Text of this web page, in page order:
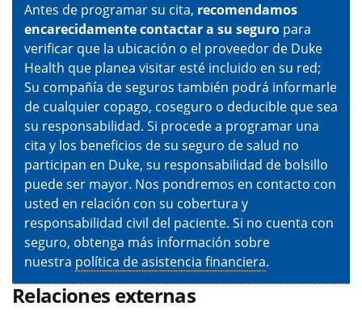
Antes de programar su cita, recomendamos
encarecidamente contactar a su seguro para
verificar que la ubicación o el proveedor de Duke
Health que planea visitar esté incluido en su red;
Su compañía de seguros también podrá informarle
de cualquier copago, coseguro o deducible que sea
su responsabilidad. Si procede a programar una
cita y los beneficios de su seguro de salud no
participan en Duke, su responsabilidad de bolsillo
puede ser mayor. Nos pondremos en contacto con
usted en relación con su cobertura y
responsabilidad civil del paciente. Si no cuenta con
seguro, obtenga más información sobre
nuestra política de asistencia financiera.
Relaciones externas